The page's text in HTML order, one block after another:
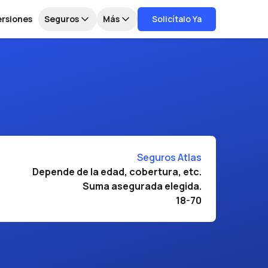
Seguros Más Solicítalo Ya
Seguros Atlas
Depende de la edad, cobertura, etc.
Suma asegurada elegida.
18-70